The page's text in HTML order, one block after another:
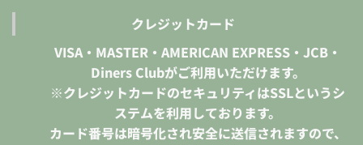
クレジットカード
VISA・MASTER・AMERICAN EXPRESS・JCB・
Diners Clubがご利用いただけます。
※クレジットカードのセキュリティはSSLというシ
ステムを利用しております。
カード番号は暗号化され安全に送信されますので、